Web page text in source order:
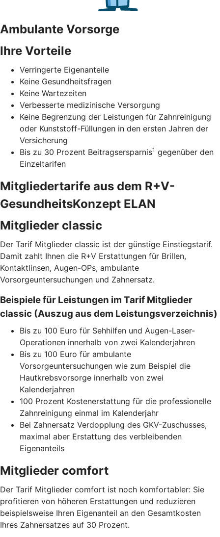
Ambulante Vorsorge
Ihre Vorteile
Verringerte Eigenanteile
Keine Gesundheitsfragen
Keine Wartezeiten
Verbesserte medizinische Versorgung
Keine Begrenzung der Leistungen für Zahnreinigung
oder Kunststoff-Füllungen in den ersten Jahren der
Versicherung
Bis zu 30 Prozent Beitragsersparnis1 gegenüber den
Einzeltarifen
Mitgliedertarife aus dem R+V-
GesundheitsKonzept ELAN
Mitglieder classic
Der Tarif Mitglieder classic ist der günstige Einstiegstarif.
Damit zahlt Ihnen die R+V Erstattungen für Brillen,
Kontaktlinsen, Augen-OPs, ambulante
Vorsorgeuntersuchungen und Zahnersatz.
Beispiele für Leistungen im Tarif Mitglieder
classic (Auszug aus dem Leistungsverzeichnis)
Bis zu 100 Euro für Sehhilfen und Augen-Laser-
Operationen innerhalb von zwei Kalenderjahren
Bis zu 100 Euro für ambulante
Vorsorgeuntersuchungen wie zum Beispiel die
Hautkrebsvorsorge innerhalb von zwei
Kalenderjahren
100 Prozent Kostenerstattung für die professionelle
Zahnreinigung einmal im Kalenderjahr
Bei Zahnersatz Verdopplung des GKV-Zuschusses,
maximal aber Erstattung des verbleibenden
Eigenanteils
Mitglieder comfort
Der Tarif Mitglieder comfort ist noch komfortabler: Sie
profitieren von höheren Erstattungen und reduzieren
beispielsweise Ihren Eigenanteil an den Gesamtkosten
Ihres Zahnersatzes auf 30 Prozent.